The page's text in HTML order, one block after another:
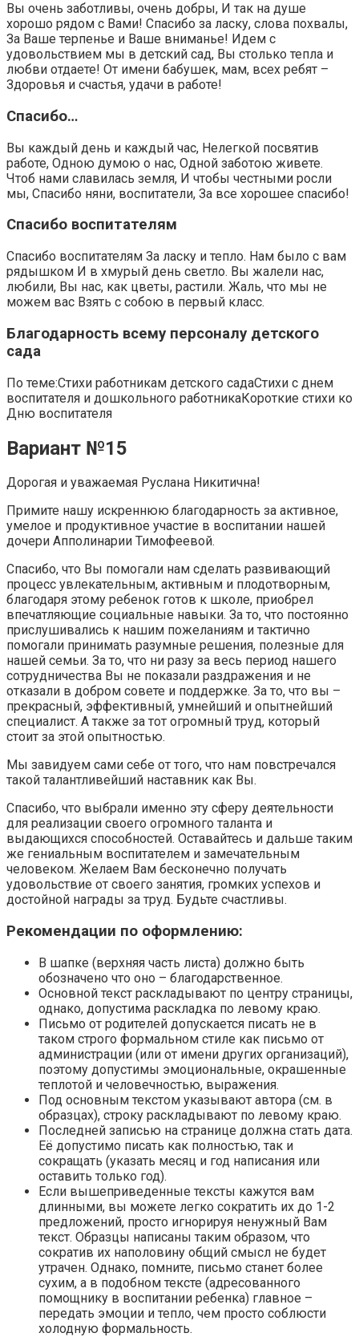
Вы очень заботливы, очень добры, И так на душе
хорошо рядом с Вами! Спасибо за ласку, слова похвалы,
За Ваше терпенье и Ваше вниманье! Идем с
удовольствием мы в детский сад, Вы столько тепла и
любви отдаете! От имени бабушек, мам, всех ребят –
Здоровья и счастья, удачи в работе!
Спасибо…
Вы каждый день и каждый час, Нелегкой посвятив
работе, Одною думою о нас, Одной заботою живете.
Чтоб нами славилась земля, И чтобы честными росли
мы, Спасибо няни, воспитатели, За все хорошее спасибо!
Спасибо воспитателям
Спасибо воспитателям За ласку и тепло. Нам было с вам
рядышком И в хмурый день светло. Вы жалели нас,
любили, Вы нас, как цветы, растили. Жаль, что мы не
можем вас Взять с собою в первый класс.
Благодарность всему персоналу детского
сада
По теме:Стихи работникам детского садаСтихи с днем
воспитателя и дошкольного работникаКороткие стихи ко
Дню воспитателя
Вариант №15
Дорогая и уважаемая Руслана Никитична!
Примите нашу искреннюю благодарность за активное,
умелое и продуктивное участие в воспитании нашей
дочери Апполинарии Тимофеевой.
Спасибо, что Вы помогали нам сделать развивающий
процесс увлекательным, активным и плодотворным,
благодаря этому ребенок готов к школе, приобрел
впечатляющие социальные навыки. За то, что постоянно
прислушивались к нашим пожеланиям и тактично
помогали принимать разумные решения, полезные для
нашей семьи. За то, что ни разу за весь период нашего
сотрудничества Вы не показали раздражения и не
отказали в добром совете и поддержке. За то, что вы –
прекрасный, эффективный, умнейший и опытнейший
специалист. А также за тот огромный труд, который
стоит за этой опытностью.
Мы завидуем сами себе от того, что нам повстречался
такой талантливейший наставник как Вы.
Спасибо, что выбрали именно эту сферу деятельности
для реализации своего огромного таланта и
выдающихся способностей. Оставайтесь и дальше таким
же гениальным воспитателем и замечательным
человеком. Желаем Вам бесконечно получать
удовольствие от своего занятия, громких успехов и
достойной награды за труд. Будьте счастливы.
Рекомендации по оформлению:
В шапке (верхняя часть листа) должно быть
обозначено что оно – благодарственное.
Основной текст раскладывают по центру страницы,
однако, допустима раскладка по левому краю.
Письмо от родителей допускается писать не в
таком строго формальном стиле как письмо от
администрации (или от имени других организаций),
поэтому допустимы эмоциональные, окрашенные
теплотой и человечностью, выражения.
Под основным текстом указывают автора (см. в
образцах), строку раскладывают по левому краю.
Последней записью на странице должна стать дата.
Её допустимо писать как полностью, так и
сокращать (указать месяц и год написания или
оставить только год).
Если вышеприведенные тексты кажутся вам
длинными, вы можете легко сократить их до 1-2
предложений, просто игнорируя ненужный Вам
текст. Образцы написаны таким образом, что
сократив их наполовину общий смысл не будет
утрачен. Однако, помните, письмо станет более
сухим, а в подобном тексте (адресованного
помощнику в воспитании ребенка) главное –
передать эмоции и тепло, чем просто соблюсти
холодную формальность.